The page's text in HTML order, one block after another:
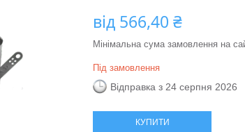
від 566,40 ₴
Мінімальна сума замовлення на
Під замовлення
Відправка з 24 серпня 2026
КУПИТИ